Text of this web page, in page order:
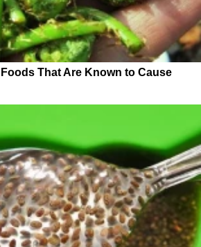
That Are Known to Cause